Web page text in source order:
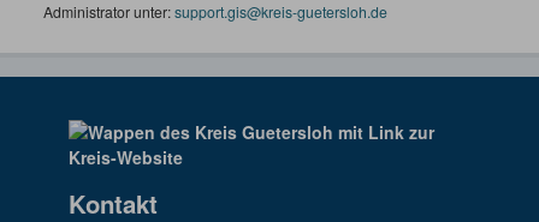
Administrator unter:support.gis@kreis-guetersloh.de
Kontakt